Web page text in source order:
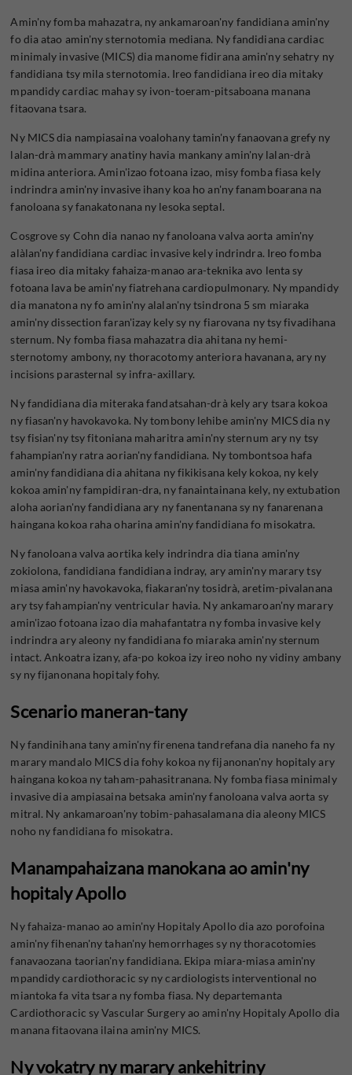
Amin'ny fomba mahazatra, ny ankamaroan'ny fandidiana amin'ny
fo dia atao amin'ny sternotomia mediana. Ny fandidiana cardiac
minimaly invasive (MICS) dia manome fidirana amin'ny sehatry ny
fandidiana tsy mila sternotomia. Ireo fandidiana ireo dia mitaky
mpandidy cardiac mahay sy ivon-toeram-pitsaboana manana
fitaovana tsara.
Ny MICS dia nampiasaina voalohany tamin'ny fanaovana grefy ny
lalan-drà mammary anatiny havia mankany amin'ny lalan-drà
midina anteriora. Amin'izao fotoana izao, misy fomba fiasa kely
indrindra amin'ny invasive ihany koa ho an'ny fanamboarana na
fanoloana sy fanakatonana ny lesoka septal.
Cosgrove sy Cohn dia nanao ny fanoloana valva aorta amin'ny
alàlan'ny fandidiana cardiac invasive kely indrindra. Ireo fomba
fiasa ireo dia mitaky fahaiza-manao ara-teknika avo lenta sy
fotoana lava be amin'ny fiatrehana cardiopulmonary. Ny mpandidy
dia manatona ny fo amin'ny alalan'ny tsindrona 5 sm miaraka
amin'ny dissection faran'izay kely sy ny fiarovana ny tsy fivadihana
sternum. Ny fomba fiasa mahazatra dia ahitana ny hemi-
sternotomy ambony, ny thoracotomy anteriora havanana, ary ny
incisions parasternal sy infra-axillary.
Ny fandidiana dia miteraka fandatsahan-drà kely ary tsara kokoa
ny fiasan'ny havokavoka. Ny tombony lehibe amin'ny MICS dia ny
tsy fisian'ny tsy fitoniana maharitra amin'ny sternum ary ny tsy
fahampian'ny ratra aorian'ny fandidiana. Ny tombontsoa hafa
amin'ny fandidiana dia ahitana ny fikikisana kely kokoa, ny kely
kokoa amin'ny fampidiran-dra, ny fanaintainana kely, ny extubation
aloha aorian'ny fandidiana ary ny fanentanana sy ny fanarenana
haingana kokoa raha oharina amin'ny fandidiana fo misokatra.
Ny fanoloana valva aortika kely indrindra dia tiana amin'ny
zokiolona, ​​fandidiana fandidiana indray, ary amin'ny marary tsy
miasa amin'ny havokavoka, fiakaran'ny tosidrà, aretim-pivalanana
ary tsy fahampian'ny ventricular havia. Ny ankamaroan'ny marary
amin'izao fotoana izao dia mahafantatra ny fomba invasive kely
indrindra ary aleony ny fandidiana fo miaraka amin'ny sternum
intact. Ankoatra izany, afa-po kokoa izy ireo noho ny vidiny ambany
sy ny fijanonana hopitaly fohy.
Scenario maneran-tany
Ny fandinihana tany amin'ny firenena tandrefana dia naneho fa ny
marary mandalo MICS dia fohy kokoa ny fijanonan'ny hopitaly ary
haingana kokoa ny taham-pahasitranana. Ny fomba fiasa minimaly
invasive dia ampiasaina betsaka amin'ny fanoloana valva aorta sy
mitral. Ny ankamaroan'ny tobim-pahasalamana dia aleony MICS
noho ny fandidiana fo misokatra.
Manampahaizana manokana ao amin'ny
hopitaly Apollo
Ny fahaiza-manao ao amin'ny Hopitaly Apollo dia azo porofoina
amin'ny fihenan'ny tahan'ny hemorrhages sy ny thoracotomies
fanavaozana taorian'ny fandidiana. Ekipa miara-miasa amin'ny
mpandidy cardiothoracic sy ny cardiologists interventional no
miantoka fa vita tsara ny fomba fiasa. Ny departemanta
Cardiothoracic sy Vascular Surgery ao amin'ny Hopitaly Apollo dia
manana fitaovana ilaina amin'ny MICS.
Ny vokatry ny marary ankehitriny